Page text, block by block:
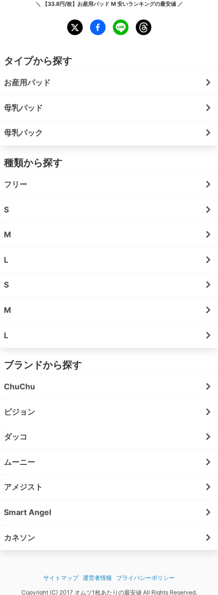
＼ 【33.8円/枚】お産用パッド M 安いランキングの最安値 ／
タイプから探す
お産用パッド
母乳パッド
母乳パック
種類から探す
フリー
S
M
L
S
M
L
ブランドから探す
ChuChu
ピジョン
ダッコ
ムーニー
アメジスト
Smart Angel
カネソン
サイトマップ 運営者情報
プライバシーポリシー
Copyright (C) 2017 オムツ1枚あたりの最安値 All Rights Reserved.